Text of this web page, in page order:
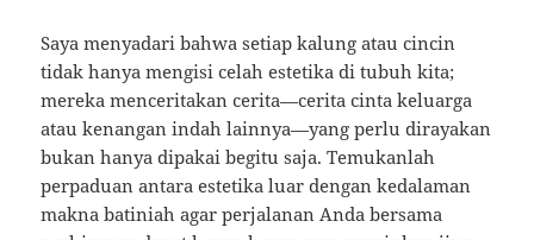
Saya menyadari bahwa setiap kalung atau cincin
tidak hanya mengisi celah estetika di tubuh kita;
mereka menceritakan cerita—cerita cinta keluarga
atau kenangan indah lainnya—yang perlu dirayakan
bukan hanya dipakai begitu saja. Temukanlah
perpaduan antara estetika luar dengan kedalaman
makna batiniah agar perjalanan Anda bersama